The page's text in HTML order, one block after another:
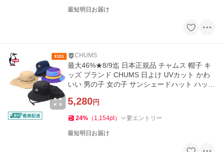
最短明日お届け
CHUMS
最大46%★8/9迄 日本正規品 チャムス 帽子 キ
ッズ ブランド CHUMS 日よけ UVカット かわ
いい 男の子 女の子 サンシェードハット ハット
5,280円
24% （ 1,154pt） 要エントリー
最短明日お届け